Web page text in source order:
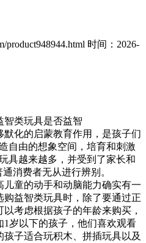
product948944.html 时间：2026-
智类玩具是否益智
化的启蒙教育作用，是孩子们
自由的想象空间，培育和刺激
具越来越多，并受到了家长和
消费者无从进行辨别。
童的动手和动脑能力确实有一
益智类玩具时，除了要通过正
考虑根据孩子的年龄来购买，
1岁以下的孩子，他们喜欢观看
子适合玩积木、拼插玩具以及